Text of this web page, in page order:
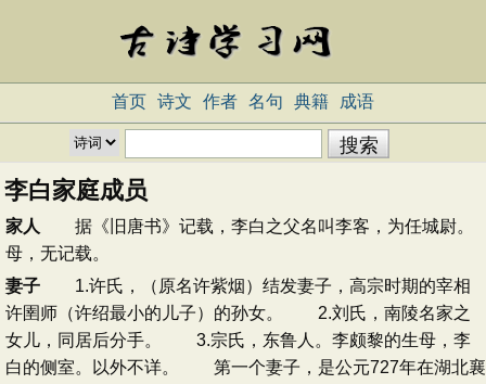
首页 诗文 作者 名句 典籍 成语
李白家庭成员
家人
据《旧唐书》记载，李白之父名叫李客，为任城尉。
母，无记载。
妻子 1.许氏，（原名许紫烟）结发妻子，高宗时期的宰相
许圉师（许绍最小的儿子）的孙女。 2.刘氏，南陵名家之
女儿，同居后分手。 3.宗氏，东鲁人。李颇黎的生母，李
白的侧室。以外不详。 第一个妻子，是公元727年在湖北襄